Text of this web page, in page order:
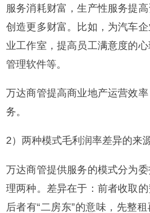
服务消耗财富，生产性服务提高
创造更多财富。比如，为汽车
业工作室，提高员工满意度的
管理软件等。
万达商管提高商业地产运营效
务。
2）两种模式毛利润率差异的来
万达商管提供服务的模式分为
理两种。差异在于：前者收取的
后者有“二房东”的意味，先整